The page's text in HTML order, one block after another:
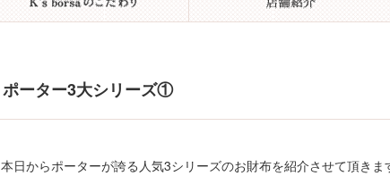
ポーター3大シリーズ①
本日からポーターが誇る人気3シリーズのお財布を紹介させて頂き